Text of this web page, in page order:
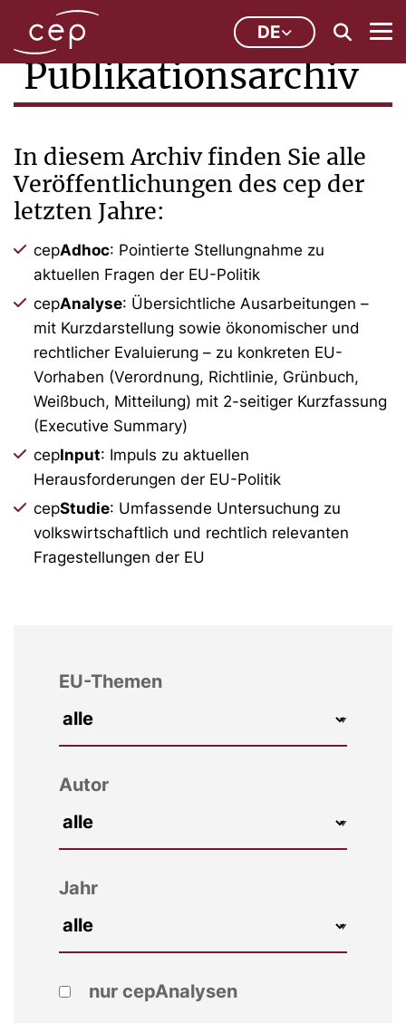
DE
Publikationsarchiv
In diesem Archiv finden Sie alle
Veröffentlichungen des cep der
letzten Jahre:
cepAdhoc: Pointierte Stellungnahme zu
aktuellen Fragen der EU-Politik
cepAnalyse: Übersichtliche Ausarbeitungen –
mit Kurzdarstellung sowie ökonomischer und
rechtlicher Evaluierung – zu konkreten EU-
Vorhaben (Verordnung, Richtlinie, Grünbuch,
Weißbuch, Mitteilung) mit 2-seitiger Kurzfassung
(Executive Summary)
cepInput: Impuls zu aktuellen
Herausforderungen der EU-Politik
cepStudie: Umfassende Untersuchung zu
volkswirtschaftlich und rechtlich relevanten
Fragestellungen der EU
EU-Themen
Autor
Jahr
nur cepAnalysen